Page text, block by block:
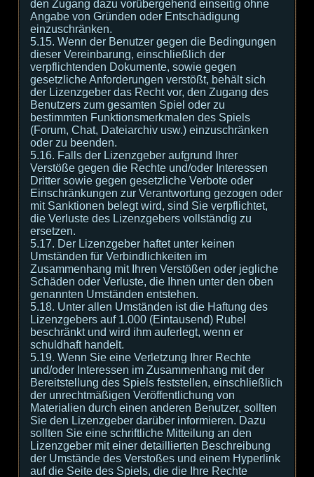
den Zugang dazu vorübergehend einseitig ohne
Angabe von Gründen oder Entschädigung
einzuschränken.
5.15. Wenn der Benutzer gegen die Bedingungen
dieser Vereinbarung, einschließlich der
verpflichtenden Dokumente, sowie gegen
gesetzliche Anforderungen verstößt, behält sich
der Lizenzgeber das Recht vor, den Zugang des
Benutzers zum gesamten Spiel oder zu
bestimmten Funktionsmerkmalen des Spiels
(Forum, Chat, Dateiarchiv usw.) einzuschränken
oder zu beenden.
5.16. Falls der Lizenzgeber aufgrund Ihrer
Verstöße gegen die Rechte und/oder Interessen
Dritter sowie gegen gesetzliche Verbote oder
Einschränkungen zur Verantwortung gezogen oder
mit Sanktionen belegt wird, sind Sie verpflichtet,
die Verluste des Lizenzgebers vollständig zu
ersetzen.
5.17. Der Lizenzgeber haftet unter keinen
Umständen für Verbindlichkeiten im
Zusammenhang mit Ihren Verstößen oder jegliche
Schäden oder Verluste, die Ihnen unter den oben
genannten Umständen entstehen.
5.18. Unter allen Umständen ist die Haftung des
Lizenzgebers auf 1.000 (Eintausend) Rubel
beschränkt und wird ihm auferlegt, wenn er
schuldhaft handelt.
5.19. Wenn Sie eine Verletzung Ihrer Rechte
und/oder Interessen im Zusammenhang mit der
Bereitstellung des Spiels feststellen, einschließlich
der unrechtmäßigen Veröffentlichung von
Materialien durch einen anderen Benutzer, sollten
Sie den Lizenzgeber darüber informieren. Dazu
sollten Sie eine schriftliche Mitteilung an den
Lizenzgeber mit einer detaillierten Beschreibung
der Umstände des Verstoßes und einem Hyperlink
auf die Seite des Spiels, die die Ihre Rechte